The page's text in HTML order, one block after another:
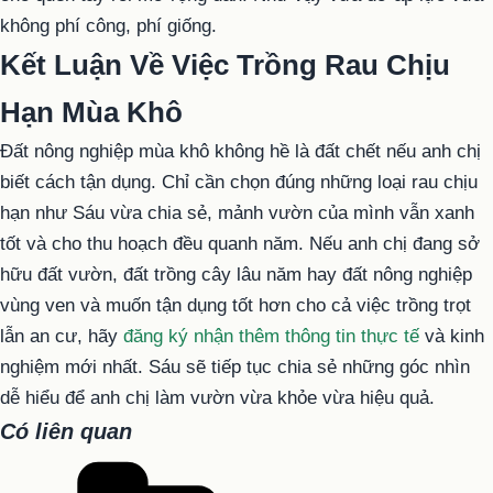
không phí công, phí giống.
Kết Luận Về Việc Trồng Rau Chịu
Hạn Mùa Khô
Đất nông nghiệp mùa khô không hề là đất chết nếu anh chị
biết cách tận dụng. Chỉ cần chọn đúng những loại rau chịu
hạn như Sáu vừa chia sẻ, mảnh vườn của mình vẫn xanh
tốt và cho thu hoạch đều quanh năm. Nếu anh chị đang sở
hữu đất vườn, đất trồng cây lâu năm hay đất nông nghiệp
vùng ven và muốn tận dụng tốt hơn cho cả việc trồng trọt
lẫn an cư, hãy đăng ký nhận thêm thông tin thực tế và kinh
nghiệm mới nhất. Sáu sẽ tiếp tục chia sẻ những góc nhìn
dễ hiểu để anh chị làm vườn vừa khỏe vừa hiệu quả.
Có liên quan